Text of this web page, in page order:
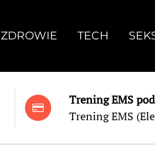
ZDROWIE TECH
Trening EMS
Trening EMS